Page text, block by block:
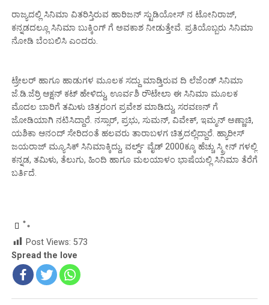
ರಾಜ್ಯದಲ್ಲಿ ಸಿನಿಮಾ ವಿತರಿಸ್ತಿರುವ ಹಾರಿಜನ್ ಸ್ಟುಡಿಯೋಸ್ ನ ಟೋನಿರಾಜ್,
ಕನ್ನಡದಲ್ಲೂ ಸಿನಿಮಾ ಬುಕ್ಕಿಂಗ್ ಗೆ ಅವಕಾಶ ನೀಡುತ್ತೇವೆ. ಪ್ರತಿಯೊಬ್ಬರು ಸಿನಿಮಾ
ನೋಡಿ ಬೆಂಬಲಿಸಿ ಎಂದರು.
ಟ್ರೇಲರ್ ಹಾಗೂ ಹಾಡುಗಳ ಮೂಲಕ ಸದ್ದು ಮಾಡ್ತಿರುವ ದಿ ಲೆಜೆಂಡ್ ಸಿನಿಮಾ
ಜೆ.ಡಿ.ಜೆರ್ರಿ ಆಕ್ಷನ್ ಕಟ್ ಹೇಳಿದ್ದು, ಊರ್ವಶಿ ರೌಟೇಲಾ ಈ ಸಿನಿಮಾ ಮೂಲಕ
ಮೊದಲ ಬಾರಿಗೆ ತಮಿಳು ಚಿತ್ರರಂಗ ಪ್ರವೇಶ ಮಾಡಿದ್ದು, ಸರವಣನ್ ಗೆ
ಜೋಡಿಯಾಗಿ ನಟಿಸಿದ್ದಾರೆ. ನಸ್ಸಾರ್, ಪ್ರಭು, ಸುಮನ್, ವಿವೇಕ್, ಇಮ್ಮನ್ ಅಣ್ಣಾಚಿ,
ಯಶಿಕಾ ಆನಂದ್ ಸೇರಿದಂತೆ ಹಲವರು ತಾರಾಬಳಗ ಚಿತ್ರದಲ್ಲಿದ್ದಾರೆ. ಹ್ಯಾರೀಸ್
ಜಯರಾಜ್ ಮ್ಯೂಸಿಕ್ ಸಿನಿಮಾಕ್ಕಿದ್ದು, ವರ್ಲ್ಡ್ ವೈಡ್ 2000ಕ್ಕೂ ಹೆಚ್ಚು ಸ್ಕ್ರೀನ್ ಗಳಲ್ಲಿ
ಕನ್ನಡ, ತಮಿಳು, ತೆಲುಗು, ಹಿಂದಿ ಹಾಗೂ ಮಲಯಾಳಂ ಭಾಷೆಯಲ್ಲಿ ಸಿನಿಮಾ ತೆರೆಗೆ
ಬರ್ತಿದೆ.
Post Views: 573
Spread the love